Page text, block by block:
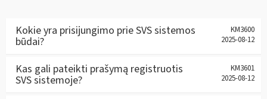
Kokie yra prisijungimo prie SVS sistemos
būdai?
KM3600
2025-08-12
Kas gali pateikti prašymą registruotis
SVS sistemoje?
KM3601
2025-08-12